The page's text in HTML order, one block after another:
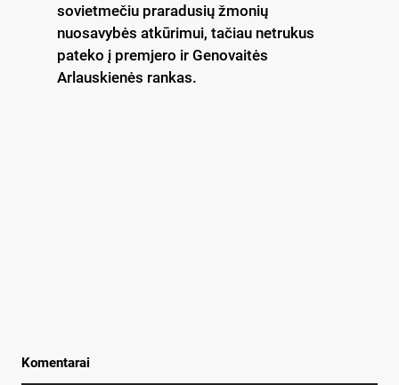
sovietmečiu praradusių žmonių
nuosavybės atkūrimui, tačiau netrukus
pateko į premjero ir Genovaitės
Arlauskienės rankas.
Komentarai